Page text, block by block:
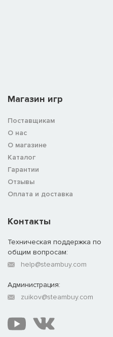
Магазин игр
Поставщикам
О нас
О магазине
Каталог
Гарантии
Отзывы
Оплата и доставка
Контакты
Техническая поддержка по
общим вопросам:
help@steambuy.com
Администрация:
zuikov@steambuy.com